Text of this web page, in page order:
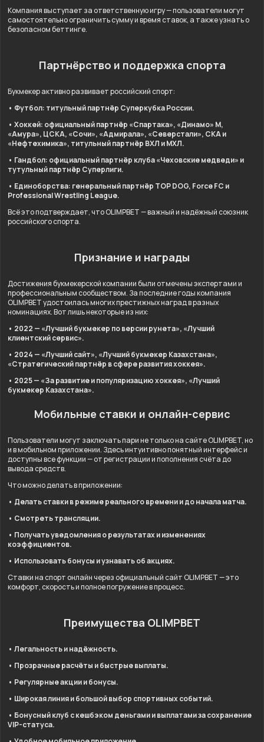
Компания выступает за ответственную игру — пользователи могут
самостоятельно ограничить сумму и время ставок, а также узнать о
безопасном беттинге.
Партнёрство и поддержка спорта
Букмекер активно развивает российский спорт:
• Футбол: титульный партнёр Суперкубка России.
• Хоккей: официальный партнёр «Спартака», «Динамо» М,
«Амура», ЦСКА, «Сочи», «Адмирала», «Северстали», СКА и
«Нефтехимика», титульный партнёр ВХЛ и МХЛ.
• Гандбол: официальный партнёр клуба «Чеховские медведи» и
тутульный партнёр Суперлиги.
• Единоборства: генеральный партнёр TOP DOG, Force FC и
Professional Wrestling League.
Всё это подтверждает, что OLIMPBET — важный и надёжный союзник
российского спорта.
Признание и награды
Достижения букмекерской компании были отмечены экспертами и
профессиональным сообществом. За последние годы компания
OLIMPBET удостоилась многих престижных наград в разных
номинациях. Вот лишь некоторые из них:
• 2022 — «Лучший букмекер по версии рунета», «Лучший
клиентский сервис».
• 2024 — «Лучший сайт», «Лучший букмекер Казахстана»,
«Стратегический партнёр в сфере развития хоккея».
• 2025 — «За развитие и популяризацию хоккея», «Лучший
букмекер Казахстана».
Мобильные ставки и онлайн-сервис
Пользователи могут заключать пари не только на сайте OLIMPBET, но
и в мобильном приложении. Здесь интуитивно понятный интерфейс и
доступны все функции — от регистрации и пополнения счёта до
вывода средств.
Что можно делать в приложении:
• Делать ставки в режиме реального времени и до начала матча.
• Смотреть трансляции.
• Получать уведомления о результатах и изменениях
коэффициентов.
• Использовать бонусы и узнавать об акциях.
Ставки на спорт онлайн через официальный сайт OLIMPBET — это
комфорт, скорость и полное погружение в процесс.
Преимущества OLIMPBET
• Легальность и надёжность.
• Прозрачные расчёты и быстрые выплаты.
• Регулярные акции и бонусы.
• Широкая линия и большой выбор спортивных событий.
• Бонусный клуб с кешбэком деньгами и выплатами за сохранение
VIP-статуса.